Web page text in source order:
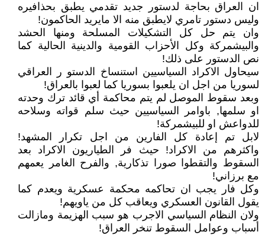
ان العراق بحاجة لدستور جديد تقدمي يطبق بحذافيره
وليس دستور تامري لايطبق منه الا مايريد الحاكمون!
وان يتم حل كل التشكيلات المسلحة ومنها الحشد
والبيشمركة وكل الأحزاب القومية والدينية الحالية كما
نص الدستور على ذلك!
سيحاول الاكراد السياسيين استنساخ الدستو ر العراقي
لسوريا من اجل ان يلعبوا بسوريا كما لعبوا بالعراق!
وبعد سقوط الموصل لم يتم محاكمة أي قائد ترك وحدته
او سلمها, باوامر السياسيين حيث سلم قواته وسلاحه
للدواعش او للبيشمركة!
لابل تم إعادة كل الفارين من اجل تكرار المشهد!
واكثرهم من الاكراد! حيث فر الطياريون الاكراد بعد
السقوط والتقطوا صورا تذكارية, والفرح الغامر يعمهم
مع برزاني!
وكل فار يجب ان تحاكمه محكمة عسكرية ويعدم كما
يقول القانون العسكري ويعاقب كل من ياويهم!
ولان النظام السياسي الاجرب هو سبب الهزيمة ومازالت
أسباب وعوامل السقوط تنخر العراق!